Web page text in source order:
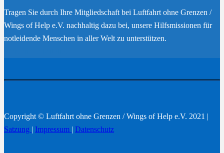
Tragen Sie durch Ihre Mitgliedschaft bei Luftfahrt ohne Grenzen /
Wings of Help e.V. nachhaltig dazu bei, unsere Hilfsmissionen für
notleidende Menschen in aller Welt zu unterstützen.
Copyright © Luftfahrt ohne Grenzen / Wings of Help e.V. 2021 |
Satzung | Impressum | Datenschutz